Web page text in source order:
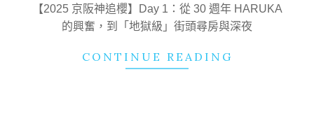
【2025 京阪神追櫻】Day 1：從 30 週年 HARUKA
的興奮，到「地獄級」街頭尋房與深夜
CONTINUE READING